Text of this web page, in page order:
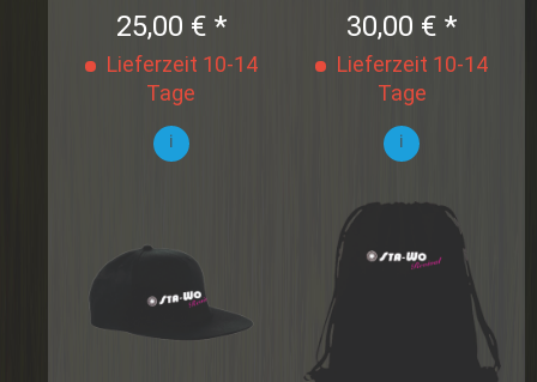
25,00 € *
Lieferzeit 10-14
Tage
i
30,00 € *
Lieferzeit 10-14
Tage
i